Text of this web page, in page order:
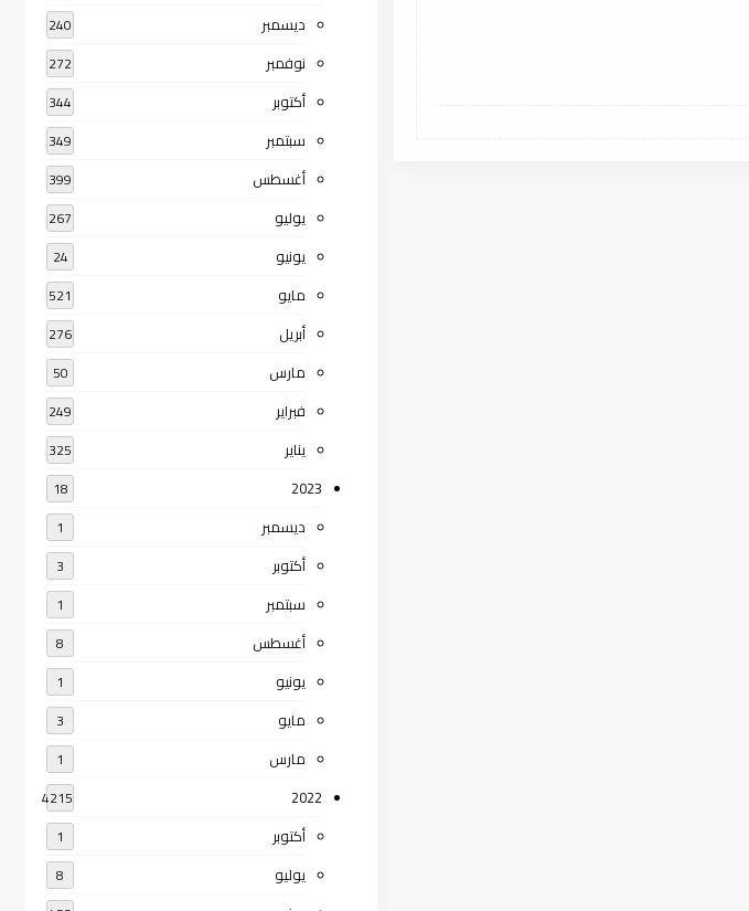
ديسمبر 240
نوفمبر 272
أكتوبر 344
سبتمبر 349
أغسطس 399
يوليو 267
يونيو 24
مايو 521
أبريل 276
مارس 50
فبراير 249
يناير 325
2023
18
ديسمبر 1
أكتوبر 3
سبتمبر 1
أغسطس 8
يونيو 1
مايو 3
مارس 1
2022
4215
أكتوبر 1
يوليو 8